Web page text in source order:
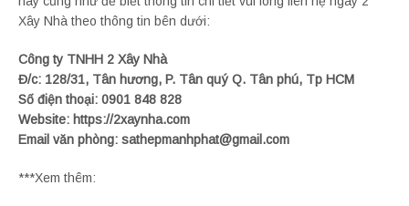
Xây Nhà theo thông tin bên dưới:
Công ty TNHH 2 Xây Nhà
Đ/c: 128/31, Tân hương, P. Tân quý Q. Tân phú, Tp HCM
Số điện thoại: 0901 848 828
Website: https://2xaynha.com
Email văn phòng: sathepmanhphat@gmail.com
***Xem thêm: